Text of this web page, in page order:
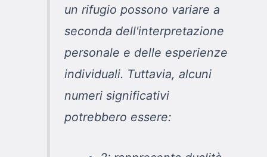
un rifugio possono variare a
seconda dell'interpretazione
personale e delle esperienze
individuali. Tuttavia, alcuni
numeri significativi
potrebbero essere: